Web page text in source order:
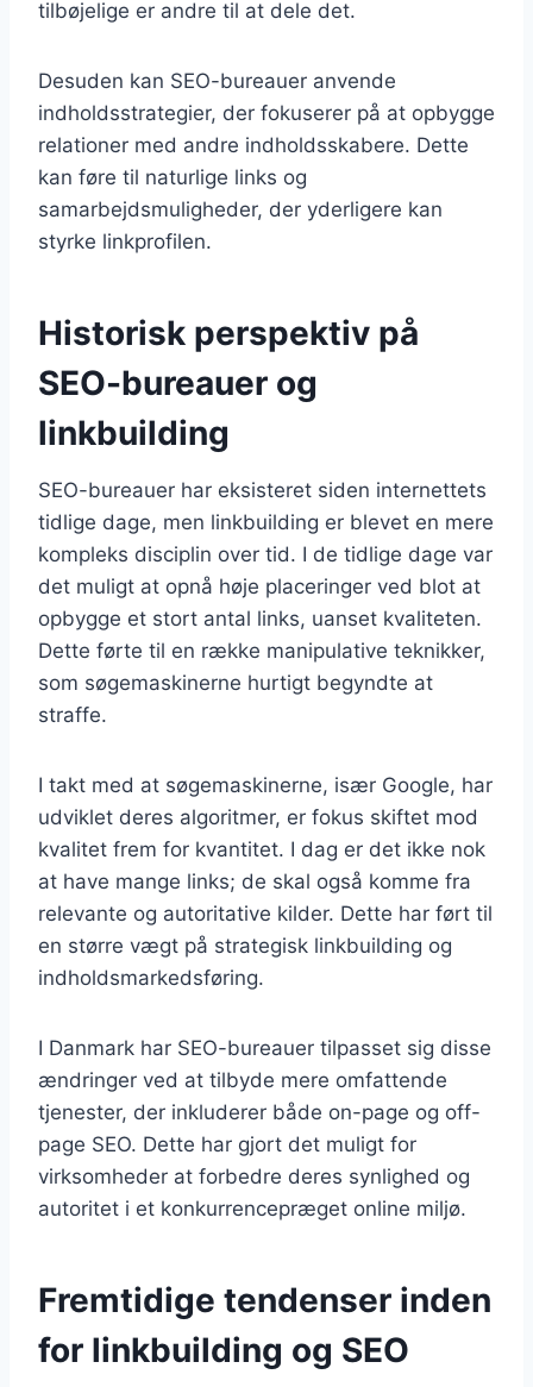
tilbøjelige er andre til at dele det.
Desuden kan SEO-bureauer anvende
indholdsstrategier, der fokuserer på at opbygge
relationer med andre indholdsskabere. Dette
kan føre til naturlige links og
samarbejdsmuligheder, der yderligere kan
styrke linkprofilen.
Historisk perspektiv på
SEO-bureauer og
linkbuilding
SEO-bureauer har eksisteret siden internettets
tidlige dage, men linkbuilding er blevet en mere
kompleks disciplin over tid. I de tidlige dage var
det muligt at opnå høje placeringer ved blot at
opbygge et stort antal links, uanset kvaliteten.
Dette førte til en række manipulative teknikker,
som søgemaskinerne hurtigt begyndte at
straffe.
I takt med at søgemaskinerne, især Google, har
udviklet deres algoritmer, er fokus skiftet mod
kvalitet frem for kvantitet. I dag er det ikke nok
at have mange links; de skal også komme fra
relevante og autoritative kilder. Dette har ført til
en større vægt på strategisk linkbuilding og
indholdsmarkedsføring.
I Danmark har SEO-bureauer tilpasset sig disse
ændringer ved at tilbyde mere omfattende
tjenester, der inkluderer både on-page og off-
page SEO. Dette har gjort det muligt for
virksomheder at forbedre deres synlighed og
autoritet i et konkurrencepræget online miljø.
Fremtidige tendenser inden
for linkbuilding og SEO